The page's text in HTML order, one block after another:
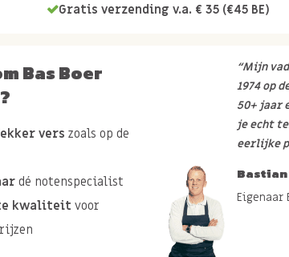
Gratis verzending v.a. € 35 (€45 BE)
Bas Boer
vers zoals op de
dé notenspecialist
kwaliteit voor
“Mijn
1974 op
50+ jaar
je echt
eerlijke
Eigenaar